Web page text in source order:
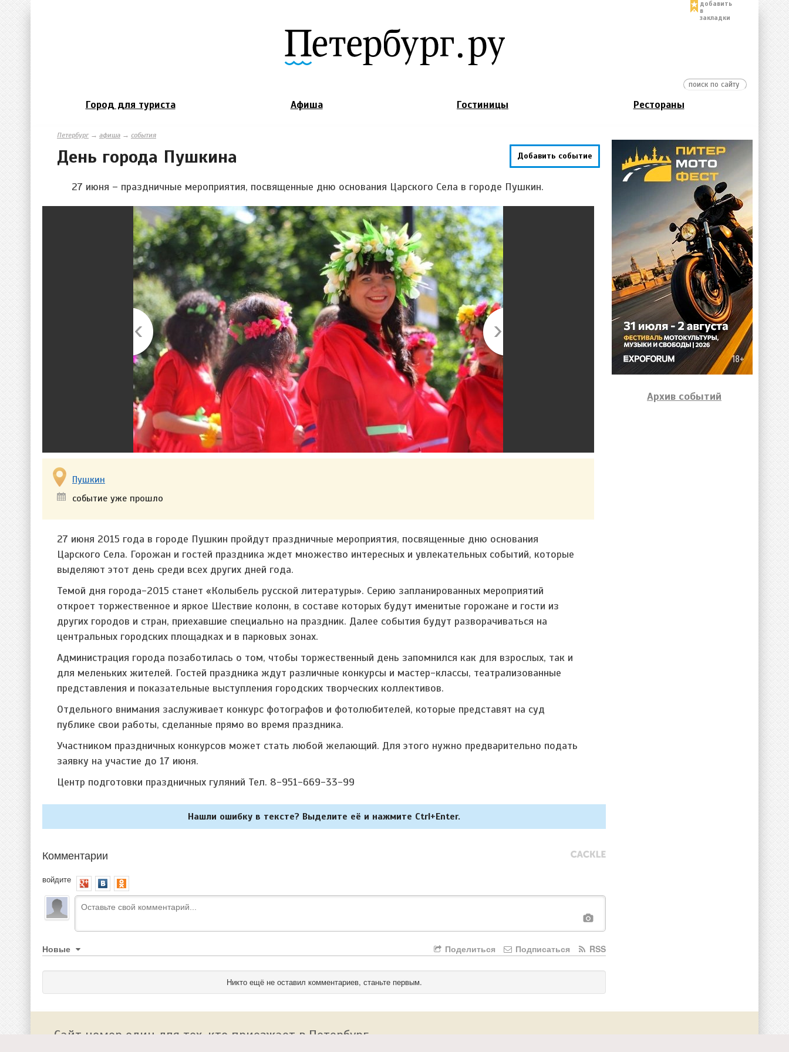
добавить
в
закладки
Город для туриста Афиша Гостиницы Рестораны
Петербург→ афиша → события
Добавить событие
День города Пушкина
27 июня – праздничные мероприятия, посвященные дню основания Царского Села в городе Пушкин.
Пушкин
событие уже прошло
27 июня 2015 года в городе Пушкин пройдут праздничные мероприятия, посвященные дню основания
Царского Села. Горожан и гостей праздника ждет множество интересных и увлекательных событий, которые
выделяют этот день среди всех других дней года.
Темой дня города-2015 станет «Колыбель русской литературы». Серию запланированных мероприятий
откроет торжественное и яркое Шествие колонн, в составе которых будут именитые горожане и гости из
других городов и стран, приехавшие специально на праздник. Далее события будут разворачиваться на
центральных городских площадках и в парковых зонах.
Администрация города позаботилась о том, чтобы торжественный день запомнился как для взрослых, так и
для меленьких жителей. Гостей праздника ждут различные конкурсы и мастер-классы, театрализованные
представления и показательные выступления городских творческих коллективов.
Отдельного внимания заслуживает конкурс фотографов и фотолюбителей, которые представят на суд
публике свои работы, сделанные прямо во время праздника.
Участником праздничных конкурсов может стать любой желающий. Для этого нужно предварительно подать
заявку на участие до 17 июня.
Центр подготовки праздничных гуляний Тел. 8-951-669-33-99
Нашли ошибку в тексте? Выделите её и нажмите Ctrl+Enter.
Комментарии
войдите
Новые RSS
Подписаться
Поделиться
Никто ещё не оставил комментариев, станьте первым.
Архив событий
Сайт номер один для тех, кто приезжает в Петербург